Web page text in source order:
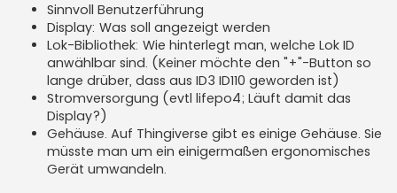
Sinnvoll Benutzerführung
Display: Was soll angezeigt werden
Lok-Bibliothek: Wie hinterlegt man, welche Lok ID
anwählbar sind. (Keiner möchte den "+"-Button so
lange drüber, dass aus ID3 ID110 geworden ist)
Stromversorgung (evtl lifepo4; Läuft damit das
Display?)
Gehäuse. Auf Thingiverse gibt es einige Gehäuse. Sie
müsste man um ein einigermaßen ergonomisches
Gerät umwandeln.